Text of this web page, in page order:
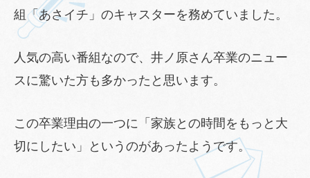
組「あさイチ」のキャスターを務めていました。
人気の高い番組なので、井ノ原さん卒業のニュー
スに驚いた方も多かったと思います。
この卒業理由の一つに「家族との時間をもっと大
切にしたい」というのがあったようです。